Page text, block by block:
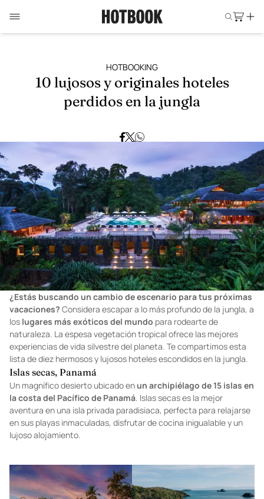
HOTBOOKING
10 lujosos y originales hoteles
¿Estás buscando un cambio de escenario para tus próximas
vacaciones?Considera escapar a lo más profundo de la jungla, a
loslugares más exóticos del mundopara rodearte de
naturaleza. La espesa vegetación tropical ofrece las mejores
experiencias de vida silvestre del planeta. Te compartimos esta
lista de diez hermosos y lujosos hoteles escondidos en la jungla.
Islas secas, Panamá
Un magnífico desierto ubicado enun archipiélago de 15 islas en
la costa del Pacífico de Panamá
lujoso alojamiento.